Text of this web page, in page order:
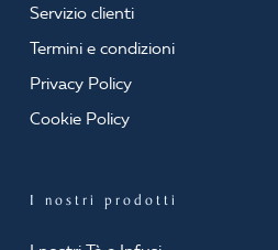
Servizio clienti
Termini e condizioni
Privacy Policy
Cookie Policy
I nostri prodotti